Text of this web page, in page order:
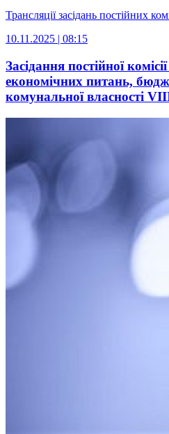
Трансляції засідань постійних
10.11.2025 | 08:15
Засідання постійної
економічних питань,
комунальної власності